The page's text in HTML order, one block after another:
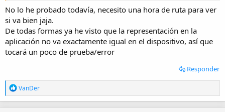
No lo he probado todavía, necesito una hora de ruta para ver
si va bien jaja.
De todas formas ya he visto que la representación en la
aplicación no va exactamente igual en el dispositivo, así que
tocará un poco de prueba/error
Responder
R
e
a
VanDer